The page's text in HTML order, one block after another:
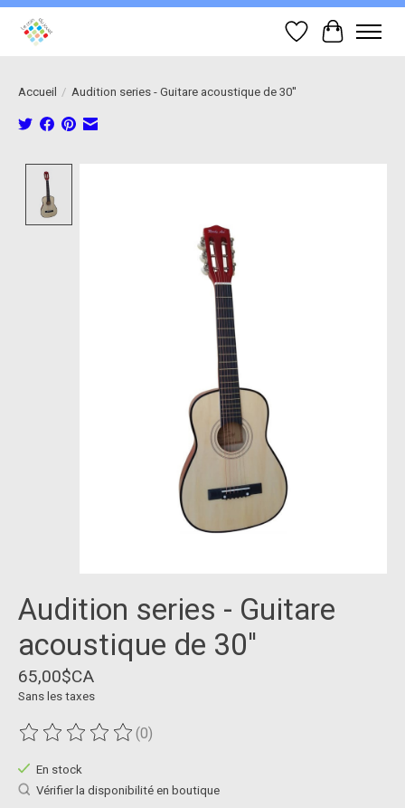
Liste dePanier
Accueil / Audition series - Guitare acoustique de 30''
Audition series - Guitare
acoustique de 30''
65,00$CA
Sans les taxes
Ce produit est évalué à
(0)
En stock
Vérifier la disponibilité en boutique